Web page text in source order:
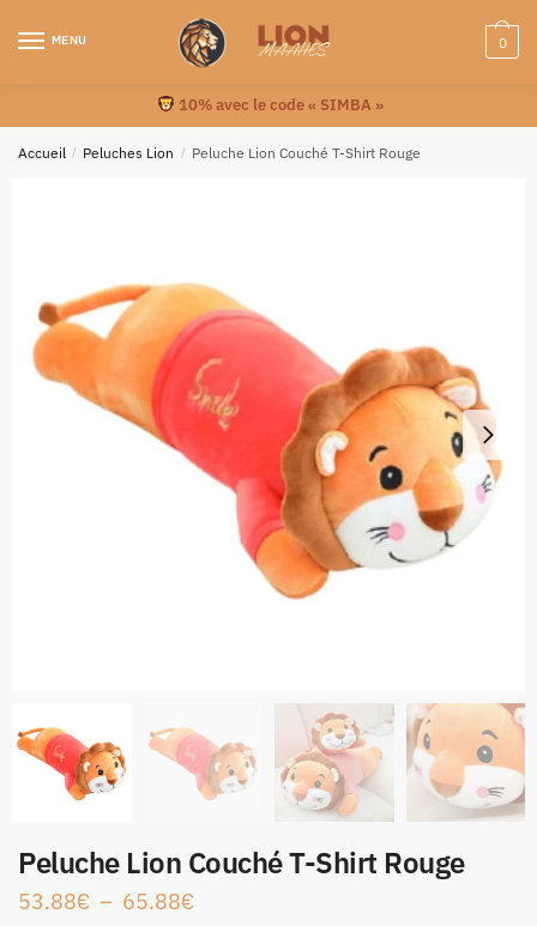
MENU 0
10% avec le code « SIMBA »
Accueil / Peluches Lion / Peluche Lion Couché T-Shirt Rouge
Peluche Lion Couché T-Shirt Rouge
53.88€ – 65.88€